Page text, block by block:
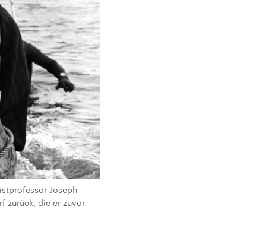
Joseph
zurück, die er zuvor